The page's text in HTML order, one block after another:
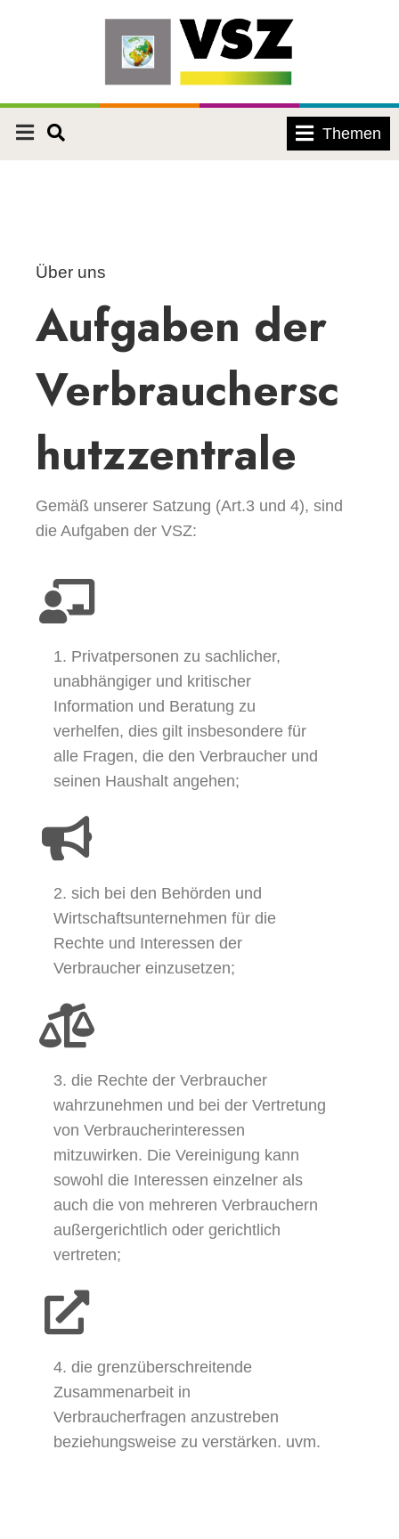
Themen
Über uns
Aufgaben der
Verbrauchersc
hutzzentrale
Gemäß unserer Satzung (Art.3 und 4), sind
die Aufgaben der VSZ:
1. Privatpersonen zu sachlicher,
unabhängiger und kritischer
Information und Beratung zu
verhelfen, dies gilt insbesondere für
alle Fragen, die den Verbraucher und
seinen Haushalt angehen;
2. sich bei den Behörden und
Wirtschaftsunternehmen für die
Rechte und Interessen der
Verbraucher einzusetzen;
3. die Rechte der Verbraucher
wahrzunehmen und bei der Vertretung
von Verbraucherinteressen
mitzuwirken. Die Vereinigung kann
sowohl die Interessen einzelner als
auch die von mehreren Verbrauchern
außergerichtlich oder gerichtlich
vertreten;
4. die grenzüberschreitende
Zusammenarbeit in
Verbraucherfragen anzustreben
beziehungsweise zu verstärken. uvm.